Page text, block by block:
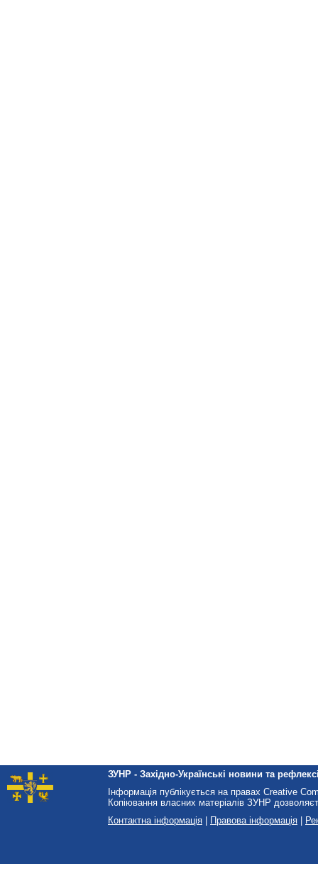
ЗУНР - Західно-Українські новини та
Інформація публікується на правах Creative
Копіювання власних матеріалів ЗУНР
Контактна інформація
Правова інформація